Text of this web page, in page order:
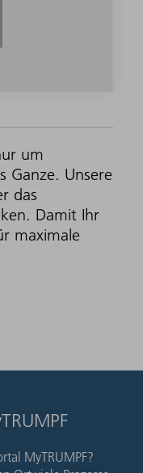
um
Ganze. Unsere
das
Damit Ihr
maximale
MyTRUMPF?